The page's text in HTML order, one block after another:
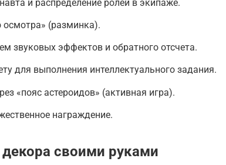
и распределение ролей в экипаже.
осмотра» (разминка).
звуковых эффектов и обратного отсчета.
для выполнения интеллектуального задания.
«пояс астероидов» (активная игра).
награждение.
своими руками